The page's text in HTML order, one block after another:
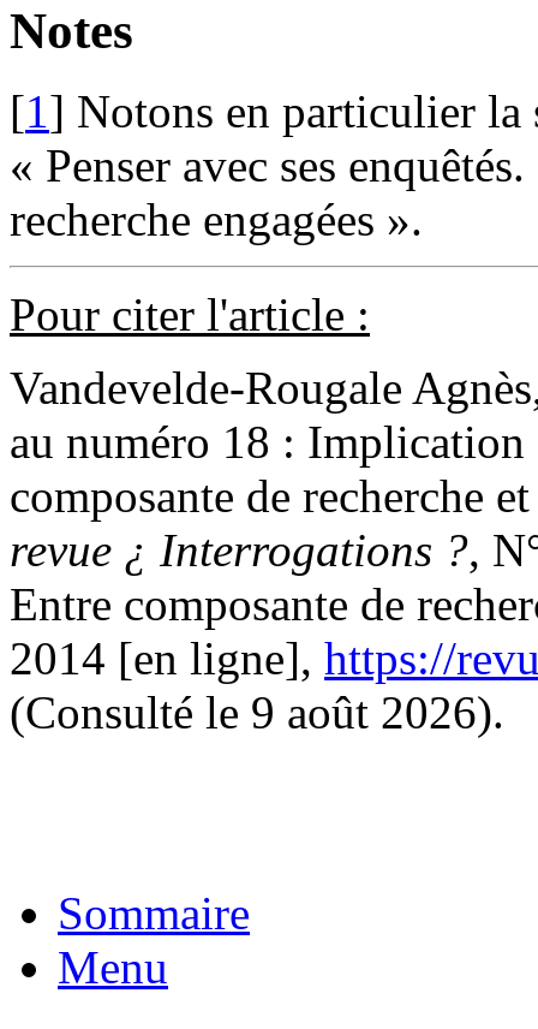
Notes
[1] Notons en particulier
« Penser avec ses
recherche engagées ».
Pour citer l'article :
Vandevelde-Rougale
au numéro 18 :
composante de recherche
revue ¿ Interrogations ?,
Entre composante de
2014 [en ligne], https://
(Consulté le 9 août 2026).
Sommaire
Menu